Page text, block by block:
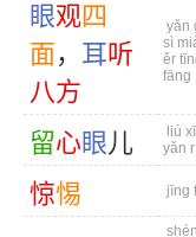
眼观四
面， 耳听
八方
yǎn
sì
ěr
fāng
留心眼儿
liú
yǎn r
惊惕 jīng
shén